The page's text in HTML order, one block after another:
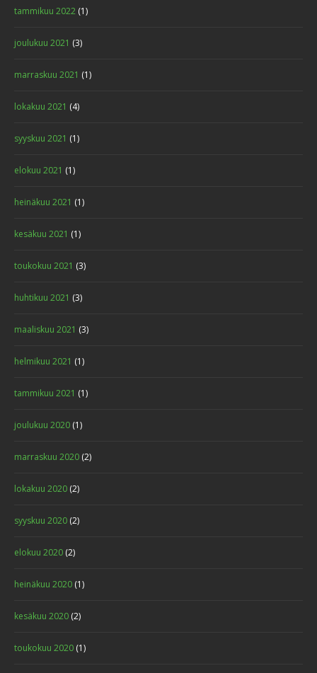
tammikuu 2022 (1)
joulukuu 2021 (3)
marraskuu 2021 (1)
lokakuu 2021 (4)
syyskuu 2021 (1)
elokuu 2021 (1)
heinäkuu 2021 (1)
kesäkuu 2021 (1)
toukokuu 2021 (3)
huhtikuu 2021 (3)
maaliskuu 2021 (3)
helmikuu 2021 (1)
tammikuu 2021 (1)
joulukuu 2020 (1)
marraskuu 2020 (2)
lokakuu 2020 (2)
syyskuu 2020 (2)
elokuu 2020 (2)
heinäkuu 2020 (1)
kesäkuu 2020 (2)
toukokuu 2020 (1)